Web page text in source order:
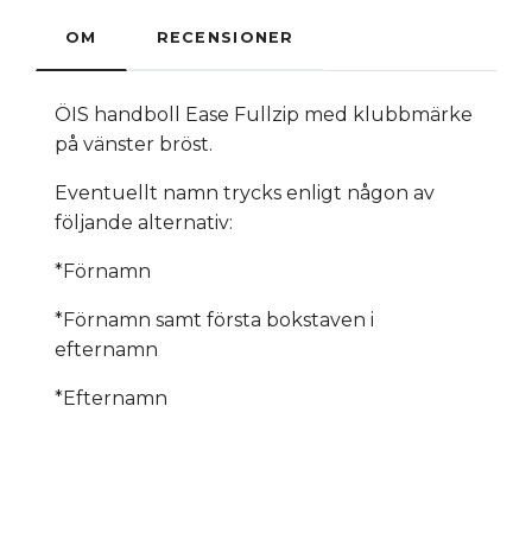
OM RECENSIONER
ÖIS handboll Ease Fullzip med klubbmärke
på vänster bröst.
Eventuellt namn trycks enligt någon av
följande alternativ:
*Förnamn
*Förnamn samt första bokstaven i
efternamn
*Efternamn